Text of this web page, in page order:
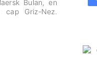
Bulan, en
Griz-Nez.